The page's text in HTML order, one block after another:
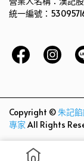
統一編號：
Copyright ©朱記
專家 All Rights